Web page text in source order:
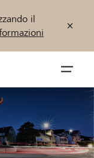
il
öffnen